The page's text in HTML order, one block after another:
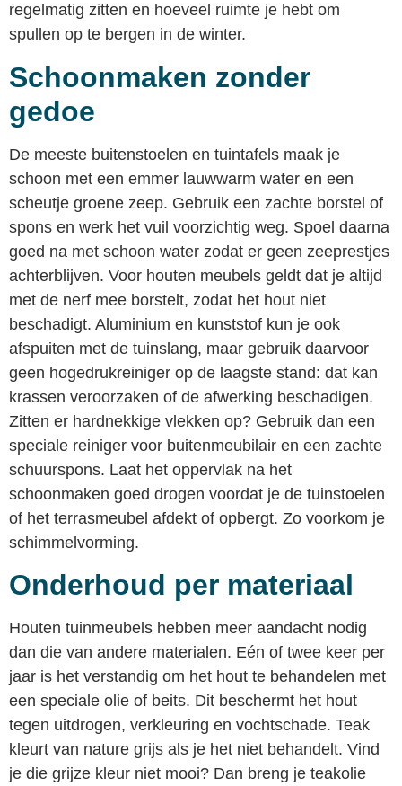
regelmatig zitten en hoeveel ruimte je hebt om
spullen op te bergen in de winter.
Schoonmaken zonder
gedoe
De meeste buitenstoelen en tuintafels maak je
schoon met een emmer lauwwarm water en een
scheutje groene zeep. Gebruik een zachte borstel of
spons en werk het vuil voorzichtig weg. Spoel daarna
goed na met schoon water zodat er geen zeeprestjes
achterblijven. Voor houten meubels geldt dat je altijd
met de nerf mee borstelt, zodat het hout niet
beschadigt. Aluminium en kunststof kun je ook
afspuiten met de tuinslang, maar gebruik daarvoor
geen hogedrukreiniger op de laagste stand: dat kan
krassen veroorzaken of de afwerking beschadigen.
Zitten er hardnekkige vlekken op? Gebruik dan een
speciale reiniger voor buitenmeubilair en een zachte
schuurspons. Laat het oppervlak na het
schoonmaken goed drogen voordat je de tuinstoelen
of het terrasmeubel afdekt of opbergt. Zo voorkom je
schimmelvorming.
Onderhoud per materiaal
Houten tuinmeubels hebben meer aandacht nodig
dan die van andere materialen. Eén of twee keer per
jaar is het verstandig om het hout te behandelen met
een speciale olie of beits. Dit beschermt het hout
tegen uitdrogen, verkleuring en vochtschade. Teak
kleurt van nature grijs als je het niet behandelt. Vind
je die grijze kleur niet mooi? Dan breng je teakolie